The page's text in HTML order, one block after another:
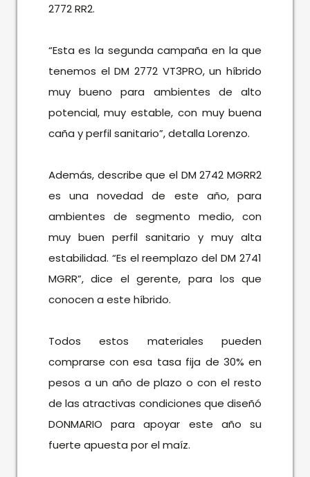
2772 RR2.
“Esta es la segunda campaña en la que
tenemos el DM 2772 VT3PRO, un híbrido
muy bueno para ambientes de alto
potencial, muy estable, con muy buena
caña y perfil sanitario”, detalla Lorenzo.
Además, describe que el DM 2742 MGRR2
es una novedad de este año, para
ambientes de segmento medio, con
muy buen perfil sanitario y muy alta
estabilidad. “Es el reemplazo del DM 2741
MGRR”, dice el gerente, para los que
conocen a este híbrido.
Todos estos materiales pueden
comprarse con esa tasa fija de 30% en
pesos a un año de plazo o con el resto
de las atractivas condiciones que diseñó
DONMARIO para apoyar este año su
fuerte apuesta por el maíz.